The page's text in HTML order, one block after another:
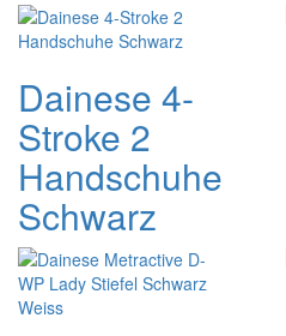
Dainese 4-
Stroke 2
Handschuhe
Schwarz